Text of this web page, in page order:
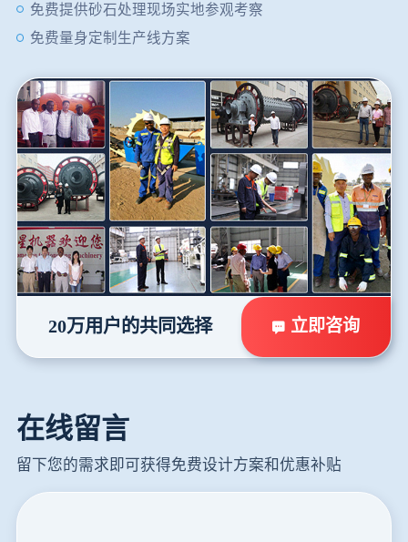
免费提供砂石处理现场实地参观考察
免费量身定制生产线方案
20万用户的共同选择 立即咨询
在线留言
留下您的需求即可获得免费设计方案和优惠补贴